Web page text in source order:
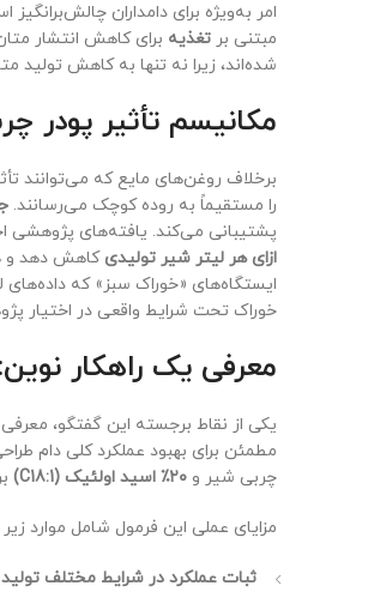
امر به‌ویژه برای دامداران
مبتنی بر تغذیه برای کاهش انتشار
شده‌اند، زیرا نه تنها به کاهش تولید
مکانیسم تأثیر پودر
برخلاف روغن‌های مایع که می‌توانند
را مستقیماً به روده کوچک می‌رسانند.
پشتیبانی می‌کند. یافته‌های پژوهشی
ازای هر لیتر شیر تولیدی کاهش دهد و
ایستگاه‌های «خوراک سبز» که
خوراک تحت شرایط واقعی در اختیار
معرفی یک راهکار
یکی از نقاط برجسته این گفتگو،
مطمئن برای بهبود عملکرد کلی دام
چربی شیر و ۲۰٪ اسید اولئیک (C18:1)
مزایای عملی این فرمول شامل موارد
ثبات عملکرد در شرایط مختلف